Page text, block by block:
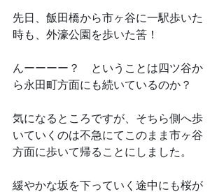
先日、飯田橋から市ヶ谷に一駅歩いた
時も、外濠公園を歩いた筈！
んーーーー？　ということは四ツ谷か
ら永田町方面にも続いているのか？
気になるところですが、そちら側へ歩
いていくのは不急にてこのまま市ヶ谷
方面に歩いて帰ることにしました。
緩やかな坂を下っていく途中にも桜が